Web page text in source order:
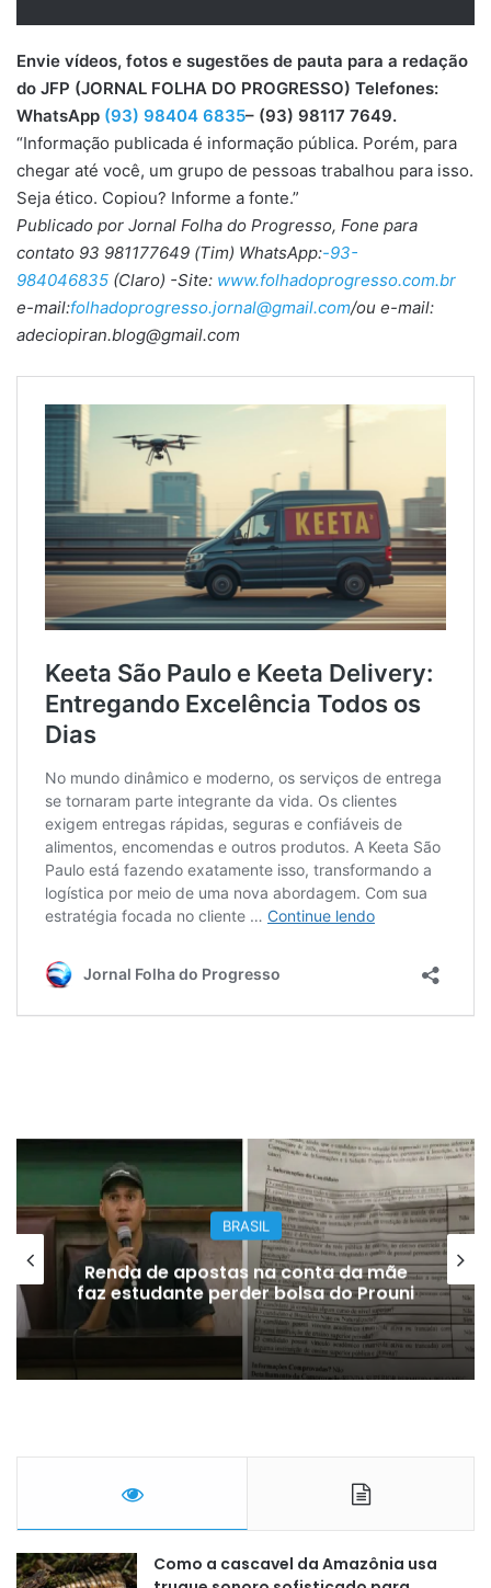
Envie vídeos, fotos e sugestões de pauta para a redação
do JFP (JORNAL FOLHA DO PROGRESSO) Telefones:
WhatsApp (93) 98404 6835– (93) 98117 7649.
“Informação publicada é informação pública. Porém, para
chegar até você, um grupo de pessoas trabalhou para isso.
Seja ético. Copiou? Informe a fonte.”
Publicado por Jornal Folha do Progresso, Fone para
contato 93 981177649 (Tim) WhatsApp:-93-
984046835 (Claro) -Site: www.folhadoprogresso.com.br
e-mail:folhadoprogresso.jornal@gmail.com/ou e-mail:
adeciopiran.blog@gmail.com
BRASIL
Falha hidráulica faz A330 da Azul sair
da pista
Como a cascavel da Amazônia usa